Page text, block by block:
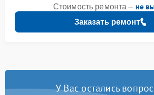
Заказать ремонт
Стоимость ремонта – не
У Вас остались